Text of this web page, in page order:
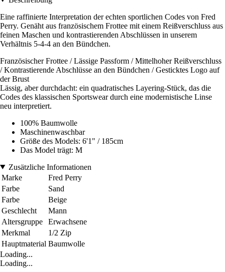
Eine raffinierte Interpretation der echten sportlichen Codes von Fred
Perry. Genäht aus französischem Frottee mit einem Reißverschluss aus
feinen Maschen und kontrastierenden Abschlüssen in unserem
Verhältnis 5-4-4 an den Bündchen.
Französischer Frottee / Lässige Passform / Mittelhoher Reißverschluss
/ Kontrastierende Abschlüsse an den Bündchen / Gesticktes Logo auf
der Brust
Lässig, aber durchdacht: ein quadratisches Layering-Stück, das die
Codes des klassischen Sportswear durch eine modernistische Linse
neu interpretiert.
100% Baumwolle
Maschinenwaschbar
Größe des Models: 6'1" / 185cm
Das Model trägt: M
Zusätzliche Informationen
Marke
Fred Perry
Farbe
Sand
Farbe
Beige
Geschlecht
Mann
Altersgruppe
Erwachsene
Merkmal
1/2 Zip
Hauptmaterial Baumwolle
Loading...
Loading...